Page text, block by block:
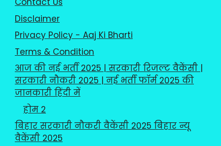
Disclaimer
Privacy Policy - Aaj Ki Bharti
Terms & Condition
आज की नई भर्ती 2025 | सरकारी रिजल्ट वैकेंसी |
सरकारी नौकरी 2025 | नई भर्ती फॉर्म 2025 की
जानकारी हिंदी में
होम 2
बिहार सरकारी नौकरी वैकेंसी 2025 बिहार न्यू
वैकेंसी 2025